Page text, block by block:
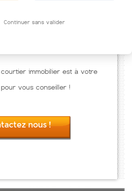
immobilier est à votre
vous conseiller !
nous !
Continuer sans valider